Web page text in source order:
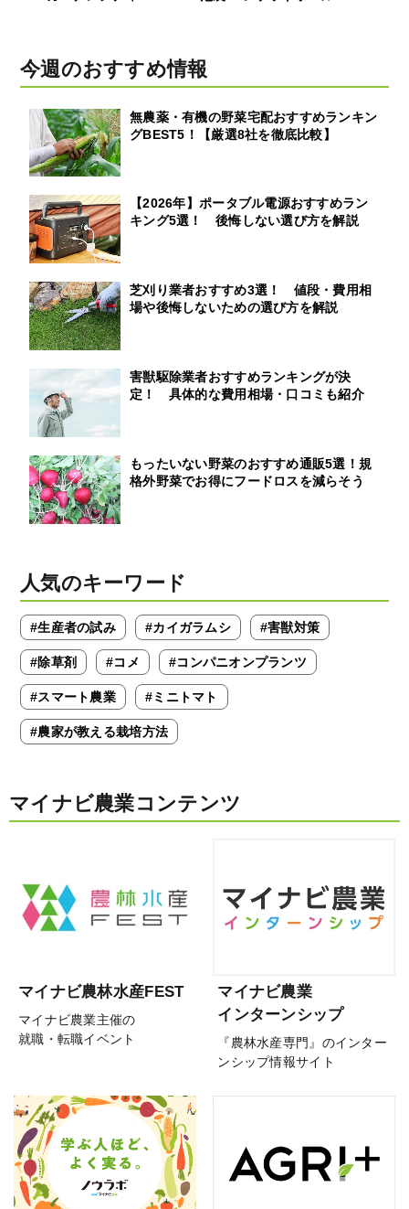
今週のおすすめ情報
無農薬・有機の野菜宅配おすすめランキン
グBEST5！【厳選8社を徹底比較】
【2026年】ポータブル電源おすすめラン
キング5選！ 後悔しない選び方を解説
芝刈り業者おすすめ3選！ 値段・費用相
場や後悔しないための選び方を解説
害獣駆除業者おすすめランキングが決
定！ 具体的な費用相場・口コミも紹介
もったいない野菜のおすすめ通販5選！規
格外野菜でお得にフードロスを減らそう
人気のキーワード
#生産者の試み #カイガラムシ #害獣対策
#除草剤 #コメ #コンパニオンプランツ
#スマート農業 #ミニトマト
#農家が教える栽培方法
マイナビ農業コンテンツ
マイナビ農林水産FEST
マイナビ農業主催の
就職・転職イベント
マイナビ農業
インターンシップ
『農林水産専門』のインター
ンシップ情報サイト